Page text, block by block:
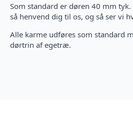
Som standard er døren 40 mm tyk.
så henvend dig til os, og så ser vi
Alle karme udføres som standard
dørtrin af egetræ.